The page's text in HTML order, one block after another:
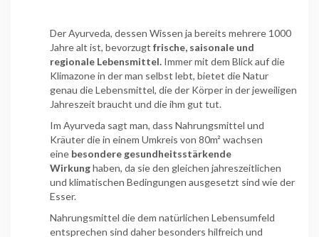
Der Ayurveda, dessen Wissen ja bereits mehrere 1000
Jahre alt ist, bevorzugt frische, saisonale und
regionale Lebensmittel. Immer mit dem Blick auf die
Klimazone in der man selbst lebt, bietet die Natur
genau die Lebensmittel, die der Körper in der jeweiligen
Jahreszeit braucht und die ihm gut tut.
Im Ayurveda sagt man, dass Nahrungsmittel und
Kräuter die in einem Umkreis von 80m² wachsen
eine besondere gesundheitsstärkende
Wirkunghaben, da sie den gleichen jahreszeitlichen
und klimatischen Bedingungen ausgesetzt sind wie der
Esser.
Nahrungsmittel die dem natürlichen Lebensumfeld
entsprechen sind daher besonders hilfreich und